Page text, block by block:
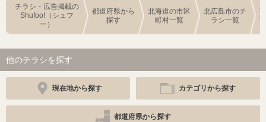
チラシ・広告掲載の
Shufoo!（シュフ
ー）
都道府県から
探す
北海道の市区
町村一覧
北広島市のチ
ラシ一覧
他のチラシを探す
現在地から探す カテゴリから探す
都道府県から探す